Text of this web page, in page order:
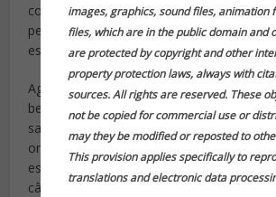
images, graphics, sound files, animation
files, which are in the public domain and
are protected by copyright and other
property protection laws, always with
sources. All rights are reserved. These
not be copied for commercial use or
may they be modified or reposted to
This provision applies specifically to
translations and electronic data
corpo humano para reproduzir a sua
permite mesmo distinguir duas, lado a
estas se movimentam.
Agora já começa a ficar
bem, imagine alguém do lado de fora
sabe o que você está fazendo entre
onde está, quantas pessoas estão
essas pessoas estão, tudo sem
câmera.